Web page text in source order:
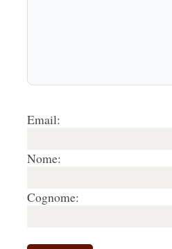
Email:
Nome:
Cognome: